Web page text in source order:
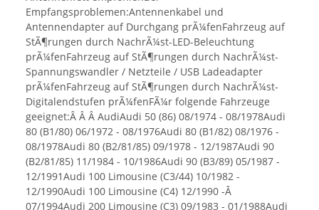
Empfangsproblemen:Antennenkabel und
Antennendapter auf Durchgang prÃ¼fenFahrzeug auf
StÃ¶rungen durch NachrÃ¼st-LED-Beleuchtung
prÃ¼fenFahrzeug auf StÃ¶rungen durch NachrÃ¼st-
Spannungswandler / Netzteile / USB Ladeadapter
prÃ¼fenFahrzeug auf StÃ¶rungen durch NachrÃ¼st-
Digitalendstufen prÃ¼fenFÃ¼r folgende Fahrzeuge
geeignet:Â Â Â AudiAudi 50 (86) 08/1974 - 08/1978Audi
80 (B1/80) 06/1972 - 08/1976Audi 80 (B1/82) 08/1976 -
08/1978Audi 80 (B2/81/85) 09/1978 - 12/1987Audi 90
(B2/81/85) 11/1984 - 10/1986Audi 90 (B3/89) 05/1987 -
12/1991Audi 100 Limousine (C3/44) 10/1982 -
12/1990Audi 100 Limousine (C4) 12/1990 -Â
07/1994Audi 200 Limousine (C3) 09/1983 - 01/1988Audi